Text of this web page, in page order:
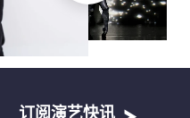
订阅演艺快讯